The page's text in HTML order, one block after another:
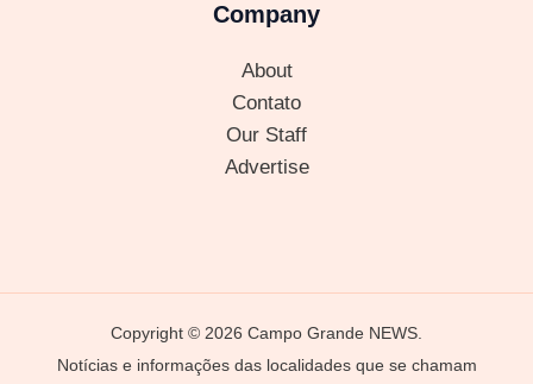
Company
About
Contato
Our Staff
Advertise
Copyright © 2026 Campo Grande NEWS.
Notícias e informações das localidades que se chamam